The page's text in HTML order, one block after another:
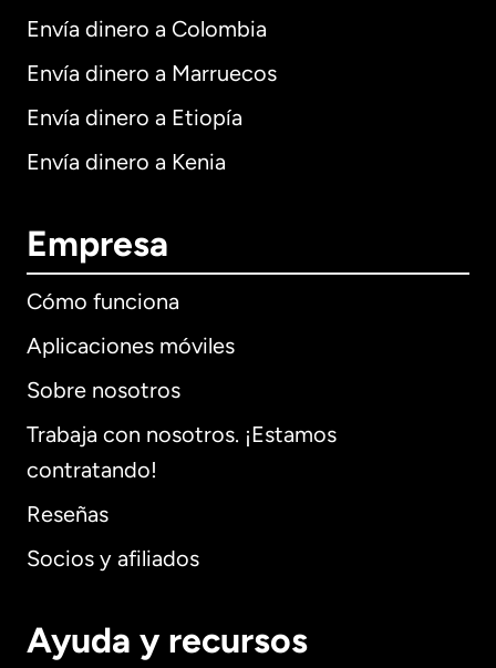
Envía dinero a Colombia
Envía dinero a Marruecos
Envía dinero a Etiopía
Envía dinero a Kenia
Empresa
Cómo funciona
Aplicaciones móviles
Sobre nosotros
Trabaja con nosotros. ¡Estamos
contratando!
Reseñas
Socios y afiliados
Ayuda y recursos